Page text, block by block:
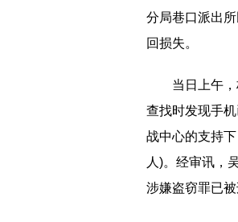
分局巷口派出
回损失。
当日上午
查找时发现手
战中心的支持
人)。经审讯，
涉嫌盗窃罪已被